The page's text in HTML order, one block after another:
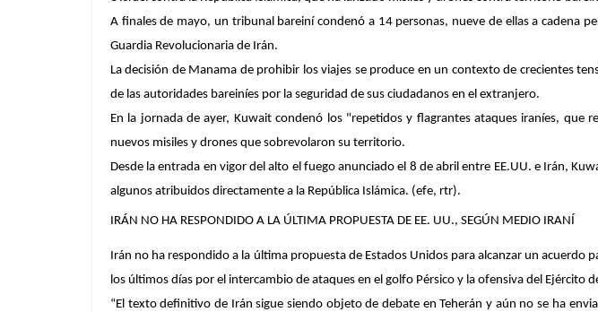
A finales de mayo, un tribunal bareiní condenó a 14 personas, nueve de ellas a cadena
Guardia Revolucionaria de Irán.
La decisión de Manama de prohibir los viajes se produce en un contexto de crecientes
de las autoridades bareiníes por la seguridad de sus ciudadanos en el extranjero.
En la jornada de ayer, Kuwait condenó los "repetidos y flagrantes ataques iraníes, que
nuevos misiles y drones que sobrevolaron su territorio.
Desde la entrada en vigor del alto el fuego anunciado el 8 de abril entre EE.UU. e Irán,
algunos atribuidos directamente a la República Islámica. (efe, rtr).
IRÁN NO HA RESPONDIDO A LA ÚLTIMA PROPUESTA DE EE. UU., SEGÚN MEDIO IRANÍ
Irán no ha respondido a la última propuesta de Estados Unidos para alcanzar un acuerdo
los últimos días por el intercambio de ataques en el golfo Pérsico y la ofensiva del Ejército
“El texto definitivo de Irán sigue siendo objeto de debate en Teherán y aún no se ha